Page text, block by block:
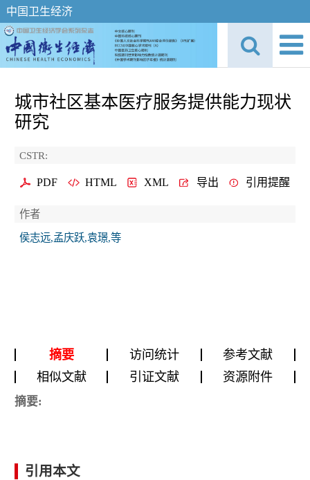
中国卫生经济
城市社区基本医疗服务提供能力现状
研究
CSTR:
PDF HTML XML 导出 引用提醒
作者
侯志远,孟庆跃,袁璟,等
摘要 访问统计
参考文献
相似文献
引证文献 资源附件
摘要:
引用本文